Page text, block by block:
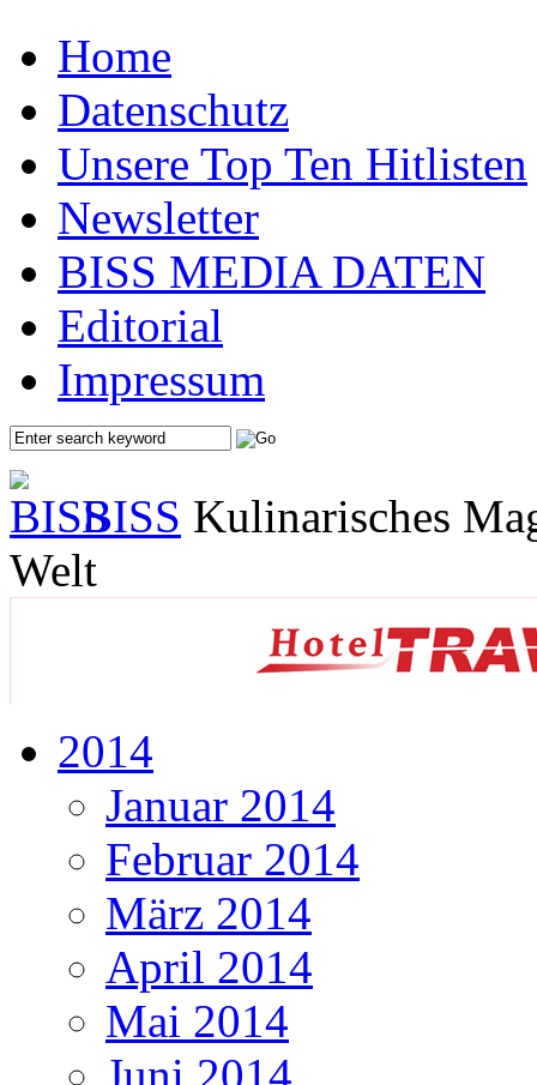
Home
Datenschutz
Unsere Top Ten Hitlisten
Newsletter
BISS MEDIA DATEN
Editorial
Impressum
BISS Kulinarisches
Welt
2014
Januar 2014
Februar 2014
März 2014
April 2014
Mai 2014